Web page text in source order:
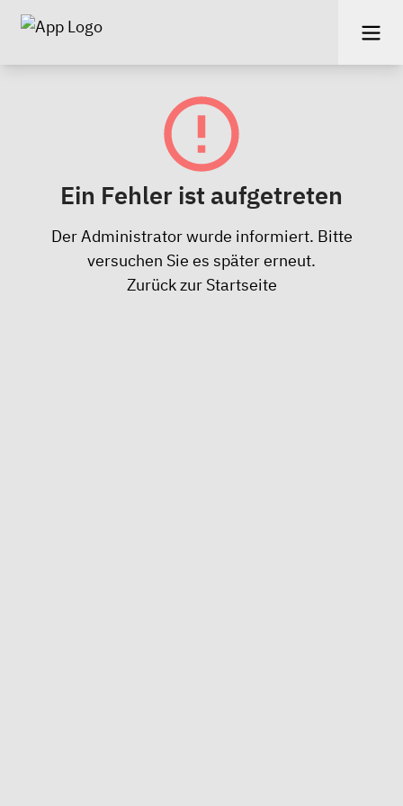
Ein Fehler ist aufgetreten
Der Administrator wurde informiert. Bitte
versuchen Sie es später erneut.
Zurück zur Startseite